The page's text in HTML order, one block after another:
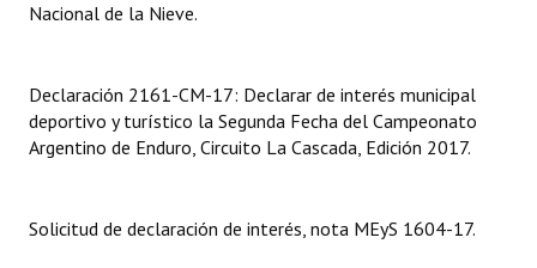
Informes de Unidad Coordinadora
Actas de Audiencias Públicas
Comunicaciones
Nacional de la Nieve.
Declaración 2161-CM-17: Declarar de interés municipal
deportivo y turístico la Segunda Fecha del Campeonato
Argentino de Enduro, Circuito La Cascada, Edición 2017.
Solicitud de declaración de interés, nota MEyS 1604-17.